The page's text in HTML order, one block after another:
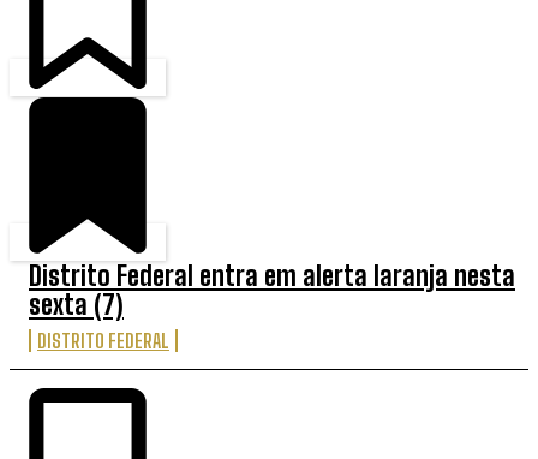
Distrito Federal entra em alerta laranja nesta
sexta (7)
DISTRITO FEDERAL